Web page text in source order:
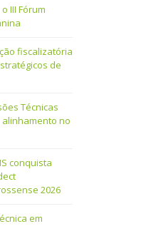
III Fórum
fiscalizatória
de
Técnicas
no
conquista
2026
em